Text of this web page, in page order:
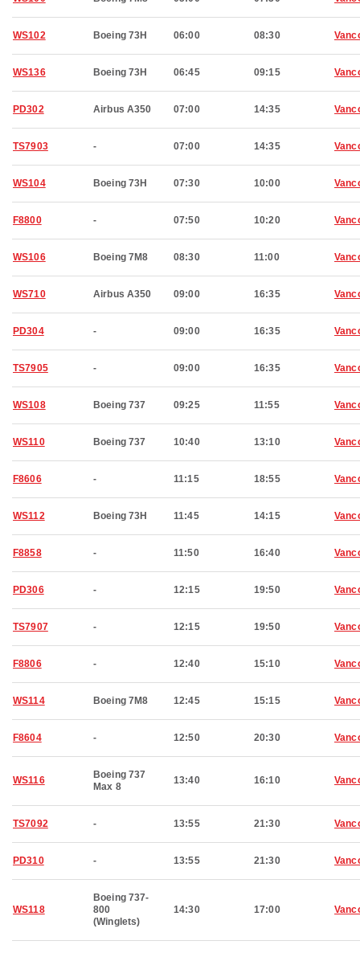
WS102 Boeing 73H 06:00 08:30
WS136 Boeing 73H 06:45 09:15
PD302 Airbus A350 07:00 14:35
TS7903 - 07:00 14:35
WS104 Boeing 73H 07:30 10:00
F8800 - 07:50 10:20
WS106 Boeing 7M8 08:30 11:00
WS710 Airbus A350 09:00 16:35
PD304 - 09:00 16:35
TS7905 - 09:00 16:35
WS108 Boeing 737 09:25 11:55
WS110 Boeing 737 10:40 13:10
F8606 - 11:15 18:55
WS112 Boeing 73H 11:45 14:15
F8858 - 11:50 16:40
PD306 - 12:15 19:50
TS7907 - 12:15 19:50
F8806 - 12:40 15:10
WS114 Boeing 7M8 12:45 15:15
F8604 - 12:50 20:30
WS116
Boeing 737
Max 8
13:40 16:10
TS7092 - 13:55 21:30
PD310 - 13:55 21:30
WS118
Boeing 737-
800
(Winglets)
14:30 17:00